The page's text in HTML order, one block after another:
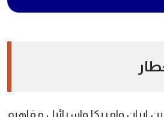
ايران وامريكا واسرائيل مفاهيم